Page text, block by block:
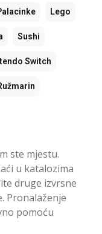
Lego
Sushi
Switch
ste mjestu.
u katalozima
druge izvrsne
Pronalaženje
pomoću